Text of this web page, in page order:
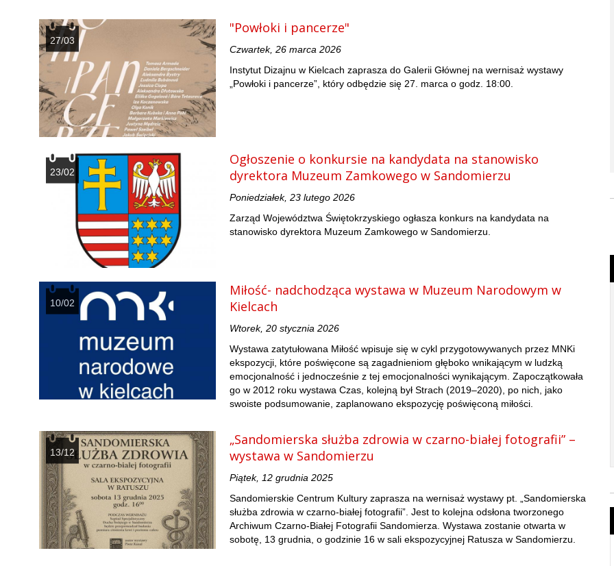
27/03
"Powłoki i pancerze"
Czwartek, 26 marca 2026
Instytut Dizajnu w Kielcach zaprasza do Galerii Głównej na wernisaż wystawy
„Powłoki i pancerze”, który odbędzie się 27. marca o godz. 18:00.
23/02
Ogłoszenie o konkursie na kandydata na stanowisko
dyrektora Muzeum Zamkowego w Sandomierzu
Poniedziałek, 23 lutego 2026
Zarząd Województwa Świętokrzyskiego ogłasza konkurs na kandydata na
stanowisko dyrektora Muzeum Zamkowego w Sandomierzu.
10/02
Miłość- nadchodząca wystawa w Muzeum Narodowym w
Kielcach
Wtorek, 20 stycznia 2026
Wystawa zatytułowana Miłość wpisuje się w cykl przygotowywanych przez MNKi
ekspozycji, które poświęcone są zagadnieniom głęboko wnikającym w ludzką
emocjonalność i jednocześnie z tej emocjonalności wynikającym. Zapoczątkowała
go w 2012 roku wystawa Czas, kolejną był Strach (2019–2020), po nich, jako
swoiste podsumowanie, zaplanowano ekspozycję poświęconą miłości.
13/12
„Sandomierska służba zdrowia w czarno-białej fotografii” –
wystawa w Sandomierzu
Piątek, 12 grudnia 2025
Sandomierskie Centrum Kultury zaprasza na wernisaż wystawy pt. „Sandomierska
służba zdrowia w czarno-białej fotografii”. Jest to kolejna odsłona tworzonego
Archiwum Czarno-Białej Fotografii Sandomierza. Wystawa zostanie otwarta w
sobotę, 13 grudnia, o godzinie 16 w sali ekspozycyjnej Ratusza w Sandomierzu.